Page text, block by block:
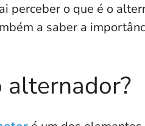
perceber o que é o
a saber a
alternador?